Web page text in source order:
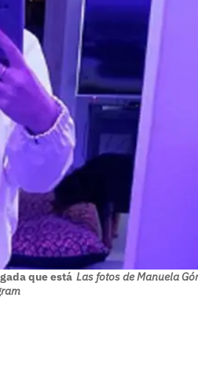
que está Las fotos de Manuela